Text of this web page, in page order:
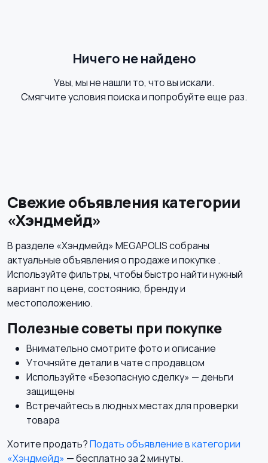
Другое
Ничего не найдено
Увы, мы не нашли то, что вы искали.
Смягчите условия поиска и попробуйте еще раз.
Свежие объявления категории
«Хэндмейд»
В разделе «Хэндмейд» MEGAPOLIS собраны
актуальные объявления о продаже и покупке .
Используйте фильтры, чтобы быстро найти нужный
вариант по цене, состоянию, бренду и
местоположению.
Полезные советы при покупке
Внимательно смотрите фото и описание
Уточняйте детали в чате с продавцом
Используйте «Безопасную сделку» — деньги
защищены
Встречайтесь в людных местах для проверки
товара
Хотите продать?Подать объявление в категории
«Хэндмейд» — бесплатно за 2 минуты.